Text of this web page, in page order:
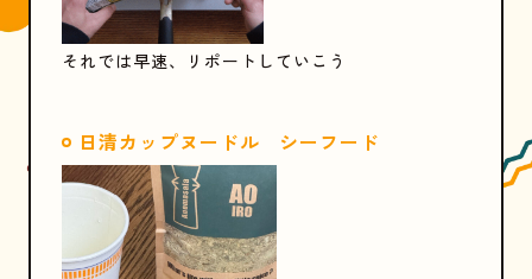
それでは早速、リポートしていこう
日清カップヌードル シーフード